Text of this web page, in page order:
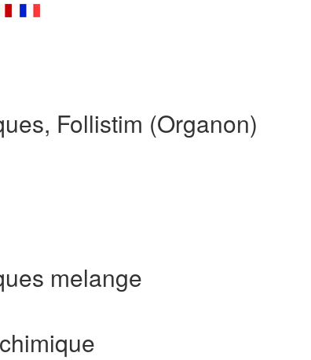
Follistim (Organon)
melange